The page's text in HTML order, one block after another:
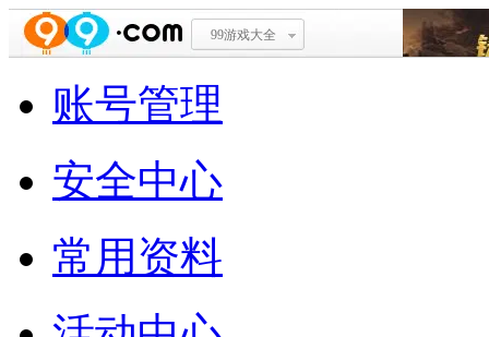
99游戏大全
账号管理
安全中心
常用资料